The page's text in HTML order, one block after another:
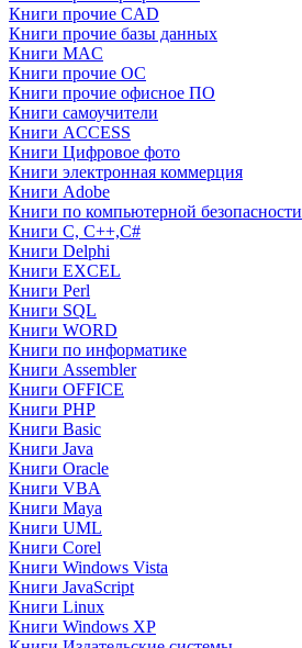
Книги прочие CAD
Книги прочие базы данных
Книги MAC
Книги прочие ОС
Книги прочие офисное ПО
Книги самоучители
Книги ACCESS
Книги Цифровое фото
Книги электронная коммерция
Книги Adobe
Книги по компьютерной безопасности
Книги C, C++,С#
Книги Delphi
Книги EXCEL
Книги Perl
Книги SQL
Книги WORD
Книги по информатике
Книги Assembler
Книги OFFICE
Книги PHP
Книги Basic
Книги Java
Книги Oracle
Книги VBA
Книги Maya
Книги UML
Книги Corel
Книги Windows Vista
Книги JavaScript
Книги Linux
Книги Windows XP